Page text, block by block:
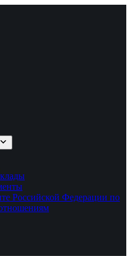
Российской Федерации по